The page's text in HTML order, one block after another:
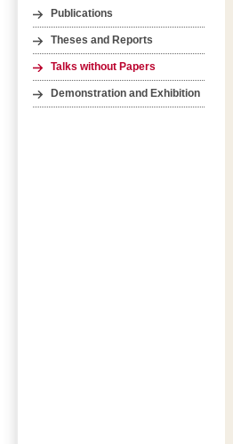
Publications
Theses and Reports
Talks without Papers
Demonstration and Exhibition